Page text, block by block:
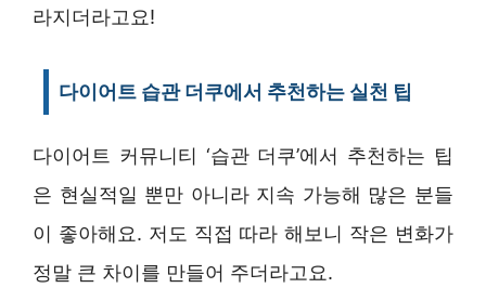
라지더라고요!
다이어트 습관 더쿠에서 추천하는 실천 팁
다이어트 커뮤니티 ‘습관 더쿠’에서 추천하는 팁
은 현실적일 뿐만 아니라 지속 가능해 많은 분들
이 좋아해요. 저도 직접 따라 해보니 작은 변화가
정말 큰 차이를 만들어 주더라고요.